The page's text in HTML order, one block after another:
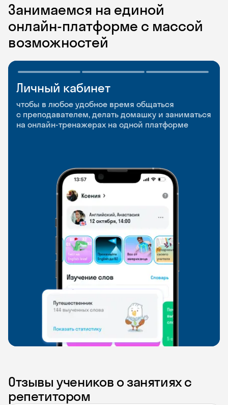
Занимаемся на единой
онлайн-платформе с массой
возможностей
Личный кабинет
чтобы в любое удобное время общаться
с преподавателем, делать домашку и заниматься
на онлайн-тренажерах на одной платформе
Мобильное
приложение
чтобы заниматься и изучать новые слова где
и когда удобно
Разговорные клубы
и Talks
Групповые занятия для разговорной практики
и индивидуальные встречи с преподавателями
Отзывы учеников о занятиях с
репетитором